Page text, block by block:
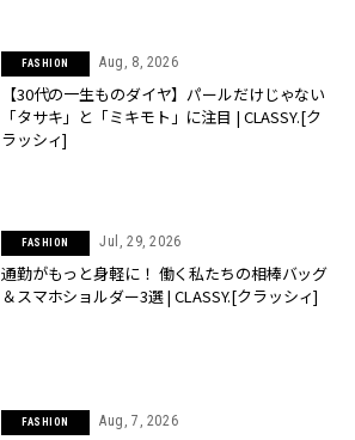
FASHION Aug, 8, 2026
【30代の一生ものダイヤ】パールだけじゃない
「タサキ」と「ミキモト」に注目 | CLASSY.[ク
ラッシィ]
FASHION Jul, 29, 2026
通勤がもっと身軽に！ 働く私たちの相棒バッグ
＆スマホショルダー3選 | CLASSY.[クラッシィ]
FASHION Aug, 7, 2026